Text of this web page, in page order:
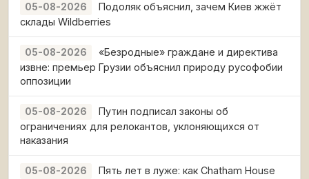
05-08-2026
Подоляк объяснил, зачем Киев жжёт
склады Wildberries
05-08-2026
«Безродные» граждане и директива
извне: премьер Грузии объяснил природу русофобии
оппозиции
05-08-2026
Путин подписал законы об
ограничениях для релокантов, уклоняющихся от
наказания
05-08-2026
Пять лет в луже: как Chatham House